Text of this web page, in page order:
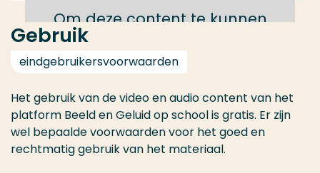
Om deze content te kunnen
bekijken moet je de cookies
accepteren
Schakel cookies in
Gebruik
eindgebruikersvoorwaarden
Het gebruik van de video en audio content van het
platform Beeld en Geluid op school is gratis. Er zijn
wel bepaalde voorwaarden voor het goed en
rechtmatig gebruik van het materiaal.